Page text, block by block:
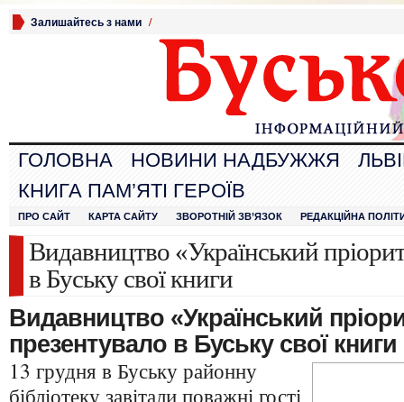
Залишайтесь з нами /
ГОЛОВНА НОВИНИ НАДБУЖЖЯ
КНИГА ПАМ’ЯТІ ГЕРОЇВ
ПРО САЙТ КАРТА САЙТУ ЗВОРОТНІЙ ЗВ’ЯЗОК РЕДАКЦІЙНА
Видавництво «Український
в Буську свої книги
Видавництво «Український
презентувало в Буську свої книги
13 грудня в Буську районну
бібліотеку завітали поважні гості